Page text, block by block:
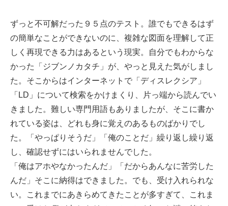
ずっと不可解だった９５点のテスト。誰でもできるはず
の簡単なことができないのに、複雑な図面を理解して正
しく再現できる力はあるという現実。自分でもわからな
かった「ジブンノカタチ」が、やっと見えた気がしまし
た。そこからはインターネットで「ディスレクシア」
「LD」について検索をかけまくり、片っ端から読んでい
きました。難しい専門用語もありましたが、そこに書か
れている姿は、どれも身に覚えのあるものばかりでし
た。「やっぱりそうだ」「俺のことだ」繰り返し繰り返
し、確認せずにはいられませんでした。
「俺はアホやなかったんだ」「だからあんなに苦労した
んだ」そこに納得はできました。でも、受け入れられな
い。これまでにあきらめてきたことが多すぎて、これま